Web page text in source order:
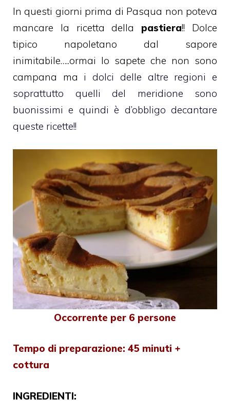
In questi giorni prima di Pasqua non poteva
mancare la ricetta della pastiera!! Dolce
tipico napoletano dal sapore
inimitabile…..ormai lo sapete che non sono
campana ma i dolci delle altre regioni e
soprattutto quelli del meridione sono
buonissimi e quindi è d’obbligo decantare
queste ricette!!
Occorrente per 6 persone
Tempo di preparazione: 45 minuti +
cottura
INGREDIENTI: